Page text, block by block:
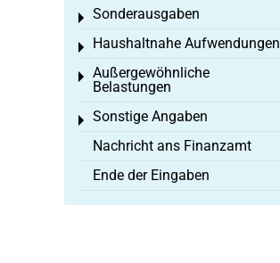
Sonderausgaben
Toggle menu
Haushaltnahe Aufwendungen
Toggle menu
Außergewöhnliche
Belastungen
Toggle menu
Sonstige Angaben
Toggle menu
Nachricht ans Finanzamt
Ende der Eingaben